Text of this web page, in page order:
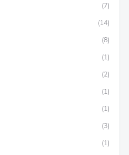
(7)
(14)
(8)
(1)
(2)
(1)
(1)
(3)
(1)